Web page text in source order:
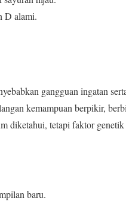
D alami.
gangguan ingatan
kemampuan berpikir,
diketahui, tetapi faktor
baru.